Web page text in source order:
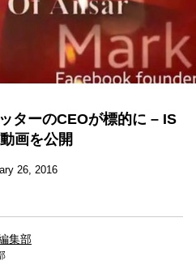
ターのCEOが標的に – IS
画を公開
26, 2016
集部